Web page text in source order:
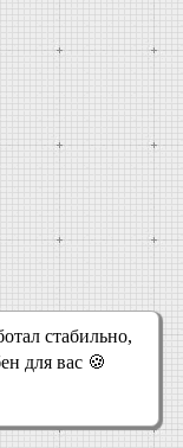
стабильно,
для вас 🍪